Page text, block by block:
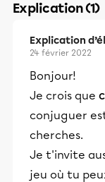
Explication (1)
Explication
24 février 2022
Bonjour!
Je crois que
conjuguer
cherches.
Je t'invite
jeu où tu